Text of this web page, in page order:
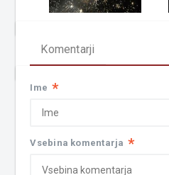
Komentarji
Ime *
Vsebina komentarja *